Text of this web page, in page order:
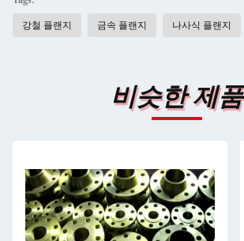
강철 플랜지 금속 플랜지 나사식 플랜지
비슷한 제품